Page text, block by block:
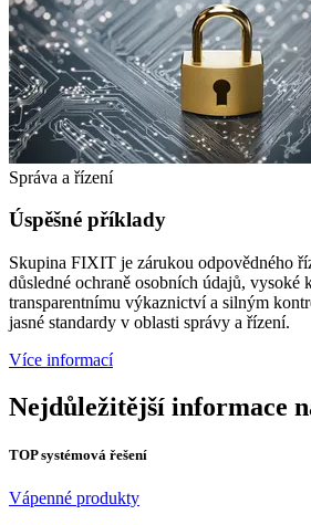
Správa a řízení
Úspěšné příklady
Skupina FIXIT je zárukou odpovědného
důsledné ochraně osobních údajů, vysoké
transparentnímu výkaznictví a silným
jasné standardy v oblasti správy a řízení.
Více informací
Nejdůležitější informace
TOP systémová řešení
Vápenné produkty